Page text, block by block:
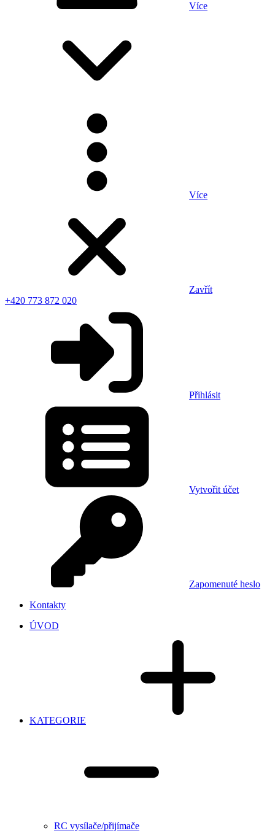
Více
Více
Zavřít
+420 773 872 020
Přihlásit
Vytvořit účet
Zapomenuté heslo
Kontakty
ÚVOD
KATEGORIE
RC vysílače/přijímače